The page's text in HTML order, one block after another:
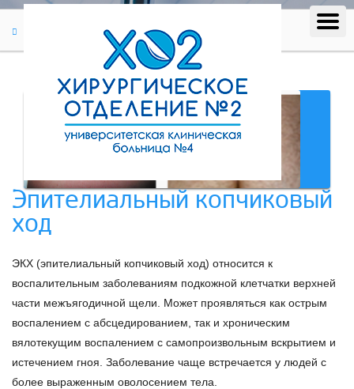
Эпителиальный копчиковый ход
Эпителиальный копчиковый
ход
ЭКХ (эпителиальный копчиковый ход) относится к
воспалительным заболеваниям подкожной клетчатки верхней
части межъягодичной щели. Может проявляться как острым
воспалением с абсцедированием, так и хроническим
вялотекущим воспалением с самопроизвольным вскрытием и
истечением гноя. Заболевание чаще встречается у людей с
более выраженным оволосением тела.